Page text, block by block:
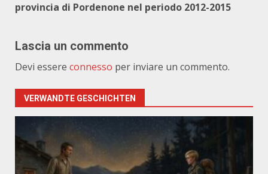
provincia di Pordenone nel periodo 2012-2015
Lascia un commento
Devi essere connesso per inviare un commento.
VERWANDTE GESCHICHTEN